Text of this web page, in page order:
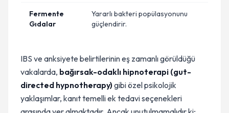
Fermente
Gıdalar
Yararlı bakteri popülasyonunu
güçlendirir.
IBS ve anksiyete belirtilerinin eş zamanlı görüldüğü
vakalarda, bağırsak-odaklı hipnoterapi (gut-
directed hypnotherapy)gibi özel psikolojik
yaklaşımlar, kanıt temelli ek tedavi seçenekleri